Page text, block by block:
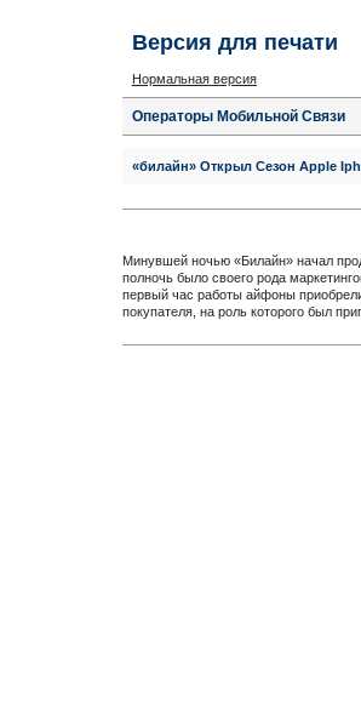
Версия для печати
Нормальная версия
Операторы Мобильной Связи
«билайн» Открыл Сезон Apple
Минувшей ночью «Билайн» начал
полночь было своего рода
первый час работы айфоны
покупателя, на роль которого был